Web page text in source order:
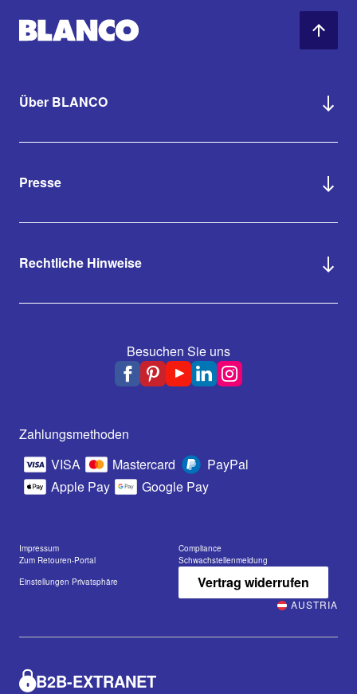
Über BLANCO
Presse
Rechtliche Hinweise
Besuchen Sie uns
Zahlungsmethoden
VISA
Mastercard
PayPal
Apple Pay
Google Pay
Impressum
Compliance
Zum Retouren-Portal
Schwachstellenmeldung
Einstellungen Privatsphäre
Vertrag widerrufen
AUSTRIA
B2B-EXTRANET